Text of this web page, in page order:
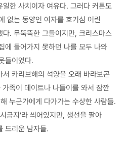
한 사치이자 여유다. 그러다 커튼도
없는 동양인 여자를 호기심 어린
. 무뚝뚝한 그들이지만, 크리스마스
에 들어가지 못하던 나를 모두 나와
들이었다.
카리브해의 석양을 오래 바라보곤
족이 데이트나 나들이를 와서 잠깐
누군가에게 다가가는 수상한 사람들.
금지’라 씌어있지만, 생선을 팔아
드리운 남자들.